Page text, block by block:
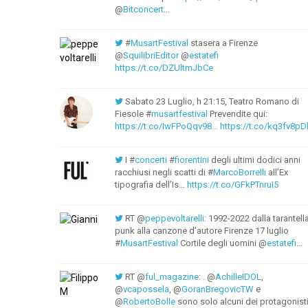
@Bitconcert…
#MusartFestival stasera a Firenze
@SquilibriEditor@estatefi
https://t.co/DZUltmJbCe
Sabato 23 Luglio, h 21:15, Teatro Romano di
Fiesole #musartfestival Prevendite qui:
https://t.co/IwFPoQqv98…
https://t.co/
I #concerti#fiorentinidegli ultimi dodici anni
racchiusi negli scatti di #MarcoBorrelliall’Ex
tipografia dell’Is… https://t.co/GFkPTnruI5
RT @peppevoltarelli: 1992-2022 dalla tarantella
punk alla canzone d’autore Firenze 17 luglio
#MusartFestival Cortile degli uomini @estatefi
RT @ful_magazine: . @AchilleIDOL
@vcapossela , @GoranBregovicTWe
@RobertoBollesono solo alcuni dei protagonisti